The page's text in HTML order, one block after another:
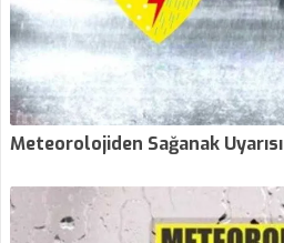
Meteorolojiden Sağanak Uyarısı